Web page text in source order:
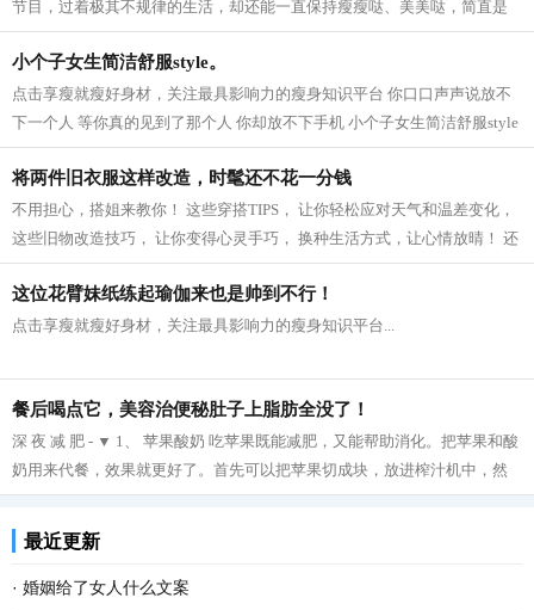
节目，过着极其不规律的生活，却还能一直保持瘦瘦哒、美美哒，简直是
羡慕死我们这些凡人啦~老天爷爷太不公...
小个子女生简洁舒服style。
点击享瘦就瘦好身材，关注最具影响力的瘦身知识平台 你口口声声说放不
下一个人 等你真的见到了那个人 你却放不下手机 小个子女生简洁舒服style
模特身高159CM 165cm半熟女生的轻熟小性...
将两件旧衣服这样改造，时髦还不花一分钱
不用担心，搭姐来教你！ 这些穿搭TIPS， 让你轻松应对天气和温差变化，
这些旧物改造技巧， 让你变得心灵手巧， 换种生活方式，让心情放晴！ 还
等什么，快点学起来吧！ 针织衫 风...
这位花臂妹纸练起瑜伽来也是帅到不行！
点击享瘦就瘦好身材，关注最具影响力的瘦身知识平台...
餐后喝点它，美容治便秘肚子上脂肪全没了！
深 夜 减 肥 - ▼ 1、 苹果酸奶 吃苹果既能减肥，又能帮助消化。把苹果和酸
奶用来代餐，效果就更好了。首先可以把苹果切成块，放进榨汁机中，然
后再把榨好的苹果汁与酸奶拌在一起...
最近更新
· 婚姻给了女人什么文案